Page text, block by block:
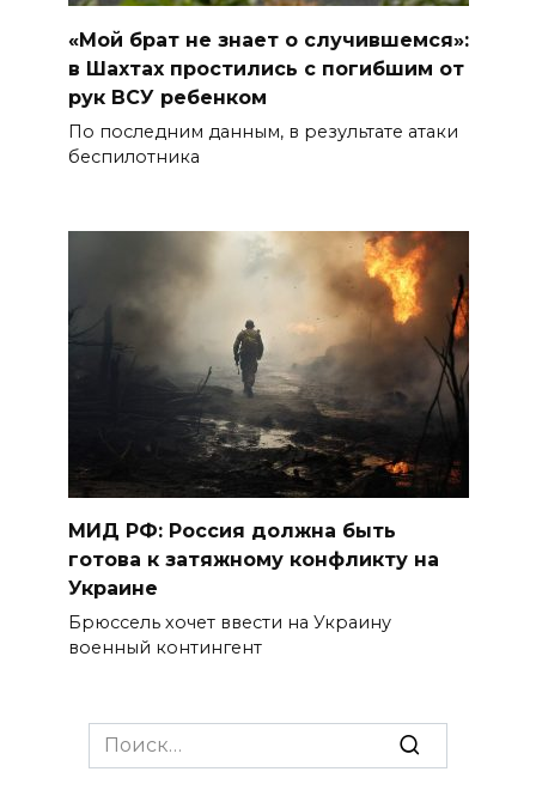
«Мой брат не знает о случившемся»:
в Шахтах простились с погибшим от
рук ВСУ ребенком
По последним данным, в результате атаки
беспилотника
МИД РФ: Россия должна быть
готова к затяжному конфликту на
Украине
Брюссель хочет ввести на Украину
военный контингент
Search
for: